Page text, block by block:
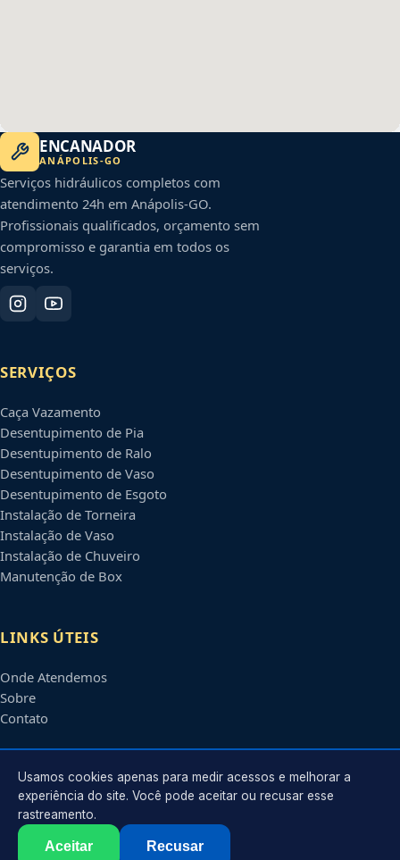
ENCANADOR
ANÁPOLIS-GO
Serviços hidráulicos completos com
atendimento 24h em Anápolis-GO.
Profissionais qualificados, orçamento sem
compromisso e garantia em todos os
serviços.
SERVIÇOS
Caça Vazamento
Desentupimento de Pia
Desentupimento de Ralo
Desentupimento de Vaso
Desentupimento de Esgoto
Instalação de Torneira
Instalação de Vaso
Instalação de Chuveiro
Manutenção de Box
LINKS ÚTEIS
Onde Atendemos
Sobre
Contato
CONTATO
Atendimento em
contato@encanadoremanapolis.com.br
Usamos cookies apenas para medir acessos e melhorar a
experiência do site. Você pode aceitar ou recusar esse
rastreamento.
Aceitar Recusar